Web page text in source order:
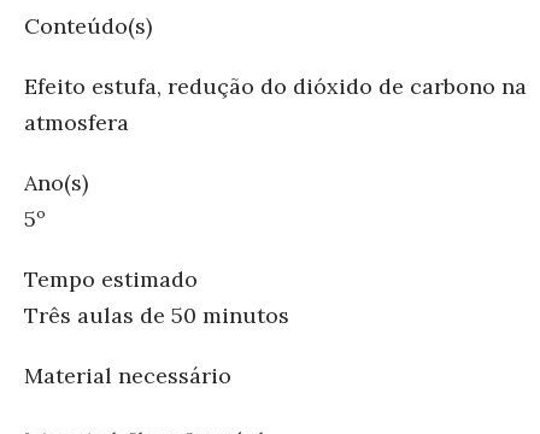
Conteúdo(s)
Efeito estufa, redução do dióxido de carbono na
atmosfera
Ano(s)
5º
Tempo estimado
Três aulas de 50 minutos
Material necessário